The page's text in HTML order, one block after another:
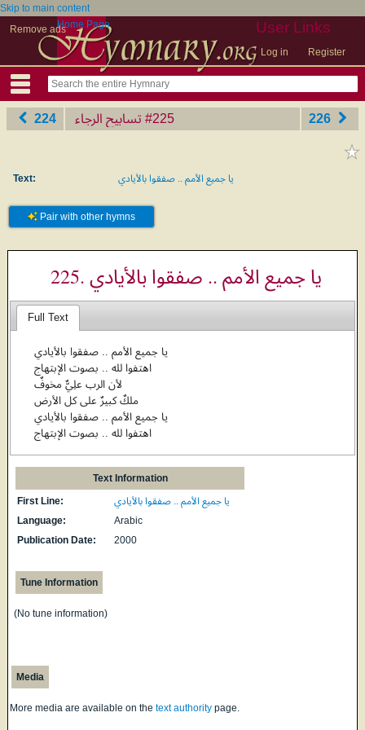
Skip to main content
Remove ads
User Links
Log in Register
Home Page
224 تسابيح الرجاء ‎#225 226
Text: يا جميع الأمم .. صفقوا بالأيادي
Pair with other hymns
225. يا جميع الأمم .. صفقوا بالأيادي
Full Text
يا جميع الأمم .. صفقوا بالأيادي
اهتفوا لله .. بصوت الإبتهاج
لأن الرب علِيٌّ مخوفٌ
ملكٌ كبيرٌ على كل الأرض
يا جميع الأمم .. صفقوا بالأيادي
اهتفوا لله .. بصوت الإبتهاج
Text Information
First Line:
يا جميع الأمم .. صفقوا بالأيادي
Language:
Arabic
Publication Date:
2000
Tune Information
(No tune information)
Media
More media are available on the text authority page.